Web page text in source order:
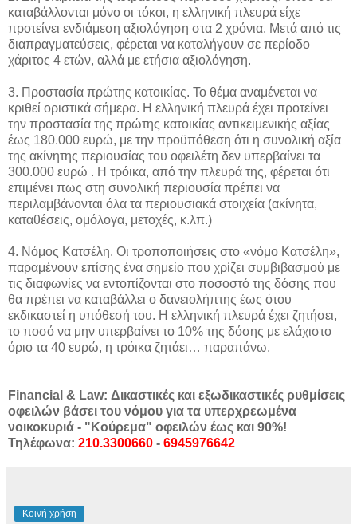
καταβάλλονται μόνο οι τόκοι, η ελληνική πλευρά είχε
προτείνει ενδιάμεση αξιολόγηση στα 2 χρόνια. Μετά από τις
διαπραγματεύσεις, φέρεται να καταλήγουν σε περίοδο
χάριτος 4 ετών, αλλά με ετήσια αξιολόγηση.
3. Προστασία πρώτης κατοικίας. Το θέμα αναμένεται να
κριθεί οριστικά σήμερα. Η ελληνική πλευρά έχει προτείνει
την προστασία της πρώτης κατοικίας αντικειμενικής αξίας
έως 180.000 ευρώ, με την προϋπόθεση ότι η συνολική αξία
της ακίνητης περιουσίας του οφειλέτη δεν υπερβαίνει τα
300.000 ευρώ . Η τρόικα, από την πλευρά της, φέρεται ότι
επιμένει πως στη συνολική περιουσία πρέπει να
περιλαμβάνονται όλα τα περιουσιακά στοιχεία (ακίνητα,
καταθέσεις, ομόλογα, μετοχές, κ.λπ.)
4. Νόμος Κατσέλη. Οι τροποποιήσεις στο «νόμο Κατσέλη»,
παραμένουν επίσης ένα σημείο που χρίζει συμβιβασμού με
τις διαφωνίες να εντοπίζονται στο ποσοστό της δόσης που
θα πρέπει να καταβάλλει ο δανειολήπτης έως ότου
εκδικαστεί η υπόθεσή του. Η ελληνική πλευρά έχει ζητήσει,
το ποσό να μην υπερβαίνει το 10% της δόσης με ελάχιστο
όριο τα 40 ευρώ, η τρόικα ζητάει… παραπάνω.
Financial & Law: Δικαστικές και εξωδικαστικές ρυθμίσεις
οφειλών βάσει του νόμου για τα υπερχρεωμένα
νοικοκυριά - "Κούρεμα" οφειλών έως και 90%!
Τηλέφωνα: 210.3300660 - 6945976642
Κοινή χρήση